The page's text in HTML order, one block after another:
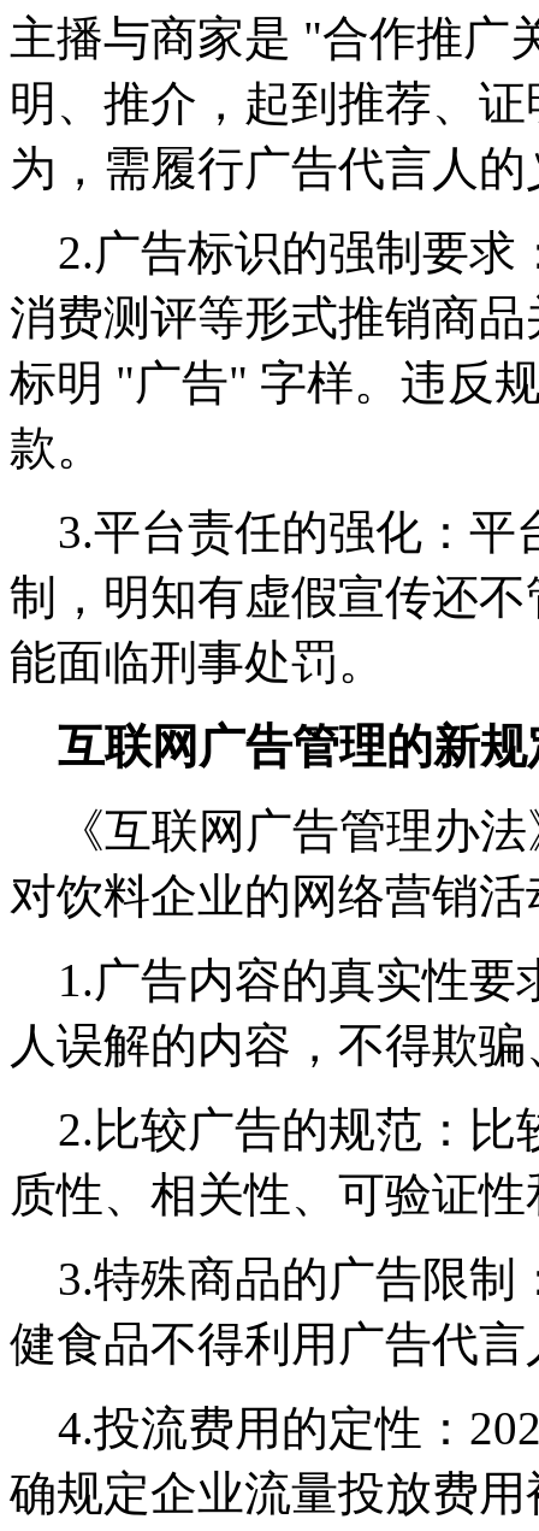
主播与商家是 "合作推广
明、推介，起到推荐、
为，需履行广告代言人
2.广告标识的强制要求
消费测评等形式推销商
标明 "广告" 字样。违反
款。
3.平台责任的强化：平
制，明知有虚假宣传还
能面临刑事处罚。
互联网广告管理的新规
《互联网广告管理办法
对饮料企业的网络营销
1.广告内容的真实性要
人误解的内容，不得欺
2.比较广告的规范：比
质性、相关性、可验证
3.特殊商品的广告限制
健食品不得利用广告代
4.投流费用的定性：
确规定企业流量投放费